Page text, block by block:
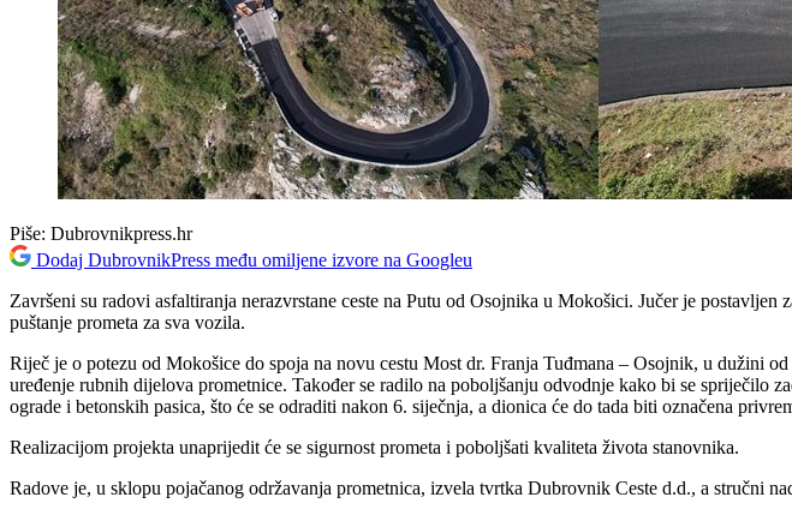
Piše: Dubrovnikpress.hr
Dodaj DubrovnikPress među omiljene izvore na Googleu
Završeni su radovi asfaltiranja nerazvrstane ceste na Putu od Osojnika u Mokošici. Jučer je
puštanje prometa za sva vozila.
Riječ je o potezu od Mokošice do spoja na novu cestu Most dr. Franja Tuđmana – Osojnik, u dužini
uređenje rubnih dijelova prometnice. Također se radilo na poboljšanju odvodnje kako bi se spriječilo
ograde i betonskih pasica, što će se odraditi nakon 6. siječnja, a dionica će do tada biti označena
Realizacijom projekta unaprijedit će se sigurnost prometa i poboljšati kvaliteta života stanovnika.
Radove je, u sklopu pojačanog održavanja prometnica, izvela tvrtka Dubrovnik Ceste d.d., a stručni